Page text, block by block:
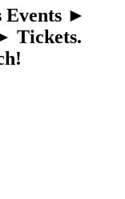
Events ►
Tickets.